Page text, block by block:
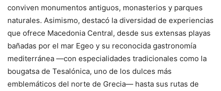
conviven monumentos antiguos, monasterios y parques
naturales. Asimismo, destacó la diversidad de experiencias
que ofrece Macedonia Central, desde sus extensas playas
bañadas por el mar Egeo y su reconocida gastronomía
mediterránea —con especialidades tradicionales como la
bougatsa de Tesalónica, uno de los dulces más
emblemáticos del norte de Grecia— hasta sus rutas de